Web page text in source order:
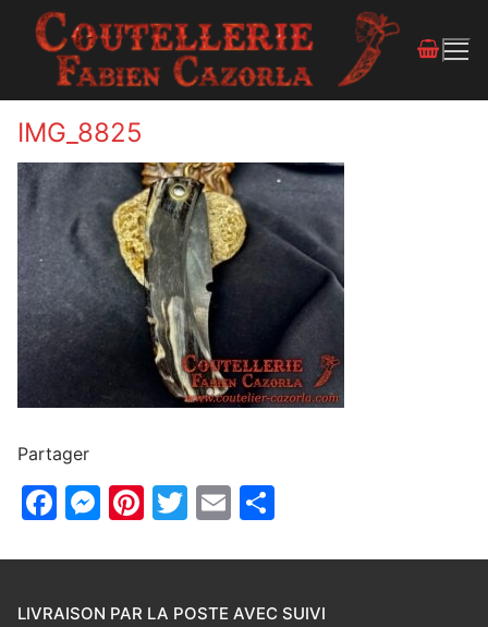
IMG_8825
Partager
Facebook
Messenger
Pinterest
Twitter
Email
LIVRAISON PAR LA POSTE AVEC SUIVI